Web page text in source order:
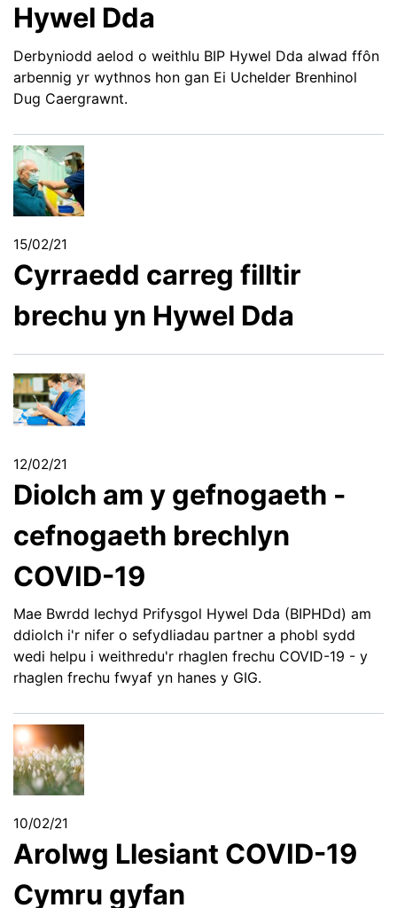
Hywel Dda
Derbyniodd aelod o weithlu BIP Hywel Dda alwad ffôn
arbennig yr wythnos hon gan Ei Uchelder Brenhinol
Dug Caergrawnt.
15/02/21
Cyrraedd carreg filltir
brechu yn Hywel Dda
12/02/21
Diolch am y gefnogaeth -
cefnogaeth brechlyn
COVID-19
Mae Bwrdd Iechyd Prifysgol Hywel Dda (BIPHDd) am
ddiolch i'r nifer o sefydliadau partner a phobl sydd
wedi helpu i weithredu'r rhaglen frechu COVID-19 - y
rhaglen frechu fwyaf yn hanes y GIG.
10/02/21
Arolwg Llesiant COVID-19
Cymru gyfan